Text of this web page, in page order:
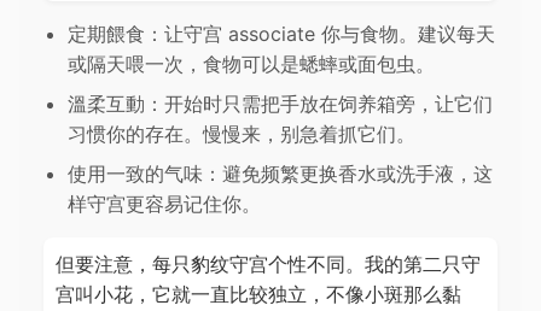
定期餵食：让守宫 associate 你与食物。建议每天
或隔天喂一次，食物可以是蟋蟀或面包虫。
溫柔互動：开始时只需把手放在饲养箱旁，让它们
习惯你的存在。慢慢来，别急着抓它们。
使用一致的气味：避免频繁更换香水或洗手液，这
样守宫更容易记住你。
但要注意，每只豹纹守宫个性不同。我的第二只守
宫叫小花，它就一直比较独立，不像小斑那么黏